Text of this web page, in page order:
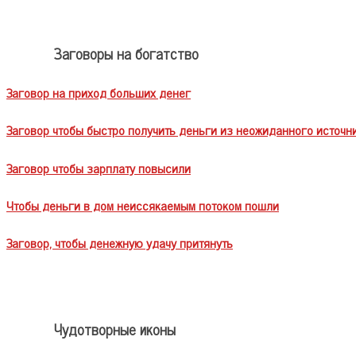
Заговоры на богатство
Заговор на приход больших денег
Заговор чтобы быстро получить деньги из неожиданного
Заговор чтобы зарплату повысили
Чтобы деньги в дом неиссякаемым потоком пошли
Заговор, чтобы денежную удачу притянуть
Чудотворные иконы